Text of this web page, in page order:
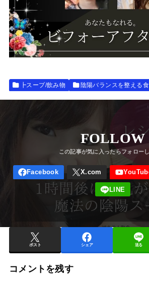
┣スープ/飲み物 陰陽バランスを整える
FOLLOW
ポスト シェア 送る
コメントを残す